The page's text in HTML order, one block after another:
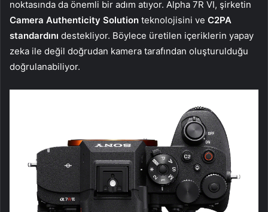
noktasında da önemli bir adım atıyor. Alpha 7R VI, şirketin
Camera Authenticity Solution teknolojisini ve C2PA
standardını destekliyor. Böylece üretilen içeriklerin yapay
zeka ile değil doğrudan kamera tarafından oluşturulduğu
doğrulanabiliyor.